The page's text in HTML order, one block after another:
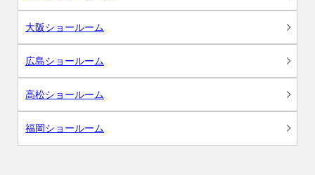
大阪ショールーム
広島ショールーム
高松ショールーム
福岡ショールーム